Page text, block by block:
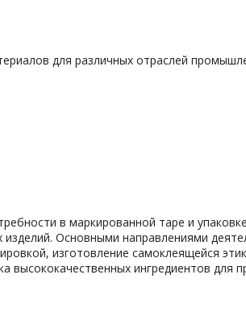
для различных отраслей
в маркированной таре и
Основными направлениями
изготовление самоклеящейся
ингредиентов для